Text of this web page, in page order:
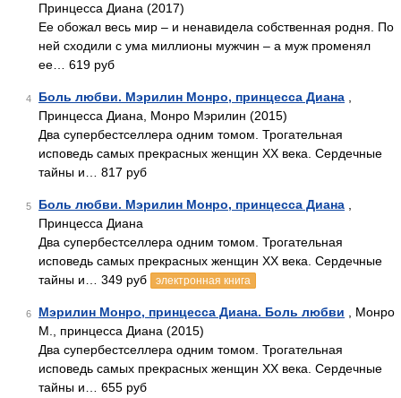
Принцесса Диана (2017)
Ее обожал весь мир – и ненавидела собственная родня. По
ней сходили с ума миллионы мужчин – а муж променял
ее… 619 руб
4 Боль любви. Мэрилин Монро, принцесса Диана
Принцесса Диана, Монро Мэрилин (2015)
Два супербестселлера одним томом. Трогательная
исповедь самых прекрасных женщин XX века. Сердечные
тайны и… 817 руб
5 Боль любви. Мэрилин Монро, принцесса Диана
Принцесса Диана
Два супербестселлера одним томом. Трогательная
исповедь самых прекрасных женщин XX века. Сердечные
тайны и… 349 руб
электронная книга
6 Мэрилин Монро, принцесса Диана. Боль любви , Монро
М., принцесса Диана (2015)
Два супербестселлера одним томом. Трогательная
исповедь самых прекрасных женщин XX века. Сердечные
тайны и… 655 руб